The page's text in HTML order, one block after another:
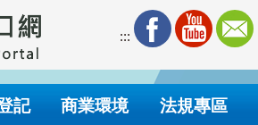
:::
記 商業環境 法規專區